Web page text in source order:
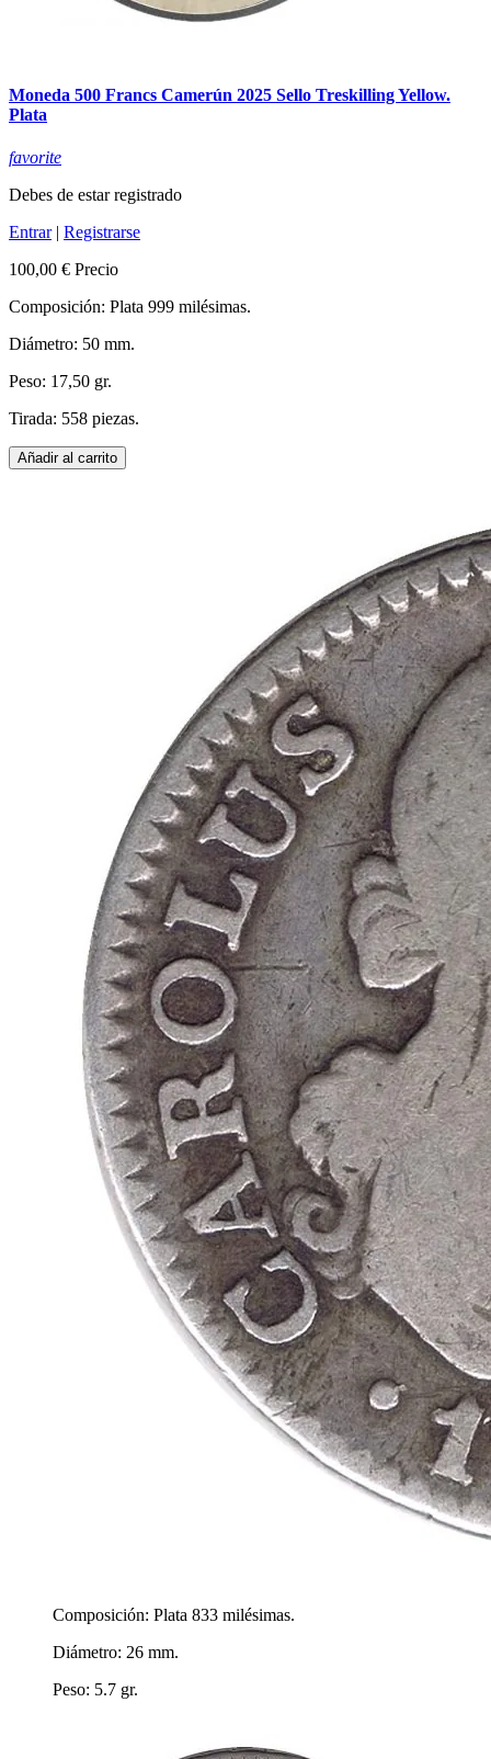
Moneda 500 Francs Camerún 2025 Sello Treskilling Yellow.
Plata
favorite
Debes de estar registrado
Entrar| Registrarse
100,00 € Precio
Composición: Plata 999 milésimas.
Diámetro: 50 mm.
Peso: 17,50 gr.
Tirada: 558 piezas.
Añadir al carrito
Composición: Plata 833 milésimas.
Diámetro: 26 mm.
Peso: 5.7 gr.